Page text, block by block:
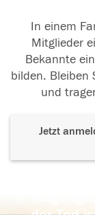
In einem
Mitglieder
Bekannte
bilden. Bleiben
und
Jetzt